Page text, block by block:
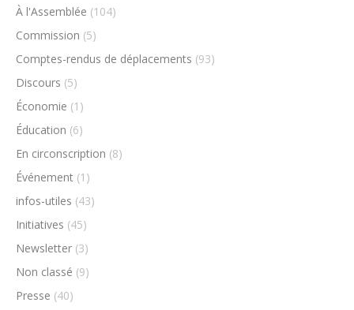
À l'Assemblée (104)
Commission (5)
Comptes-rendus de déplacements (93)
Discours (5)
Économie (1)
Éducation (6)
En circonscription (8)
Événement (1)
infos-utiles (43)
Initiatives (45)
Newsletter (3)
Non classé (9)
Presse (40)